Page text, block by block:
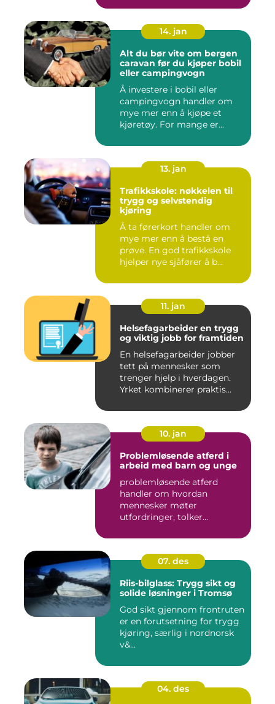
14. jan
Alt du bør vite om bergen
caravan før du kjøper bobil
eller campingvogn
Å investere i bobil eller
campingvogn handler om
mye mer enn å kjøpe et
kjøretøy. For mange er
13. jan
Trafikkskole: nøkkelen til
trygg og selvstendig
kjøring
Å ta førerkort handler om
mye mer enn å bestå en
prøve. En god trafikkskole
hjelper nye sjåfører å b...
11. jan
Helsefagarbeider en trygg
og viktig jobb for framtiden
En helsefagarbeider jobber
tett på mennesker som
trenger hjelp i hverdagen.
Yrket kombinerer praktis...
10. jan
Problemløsende atferd i
arbeid med barn og unge
problemløsende atferd
handler om hvordan
mennesker møter
utfordringer, tolker
07. des
Riis-bilglass: Trygg sikt og
solide løsninger i Tromsø
God sikt gjennom frontruten
er en forutsetning for trygg
kjøring, særlig i nordnorsk
v&...
04. des